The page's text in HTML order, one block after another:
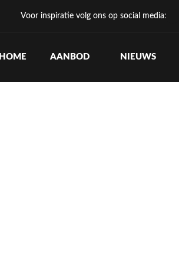
Voor inspiratie volg ons op social media:
HOME AANBOD NIEUWS